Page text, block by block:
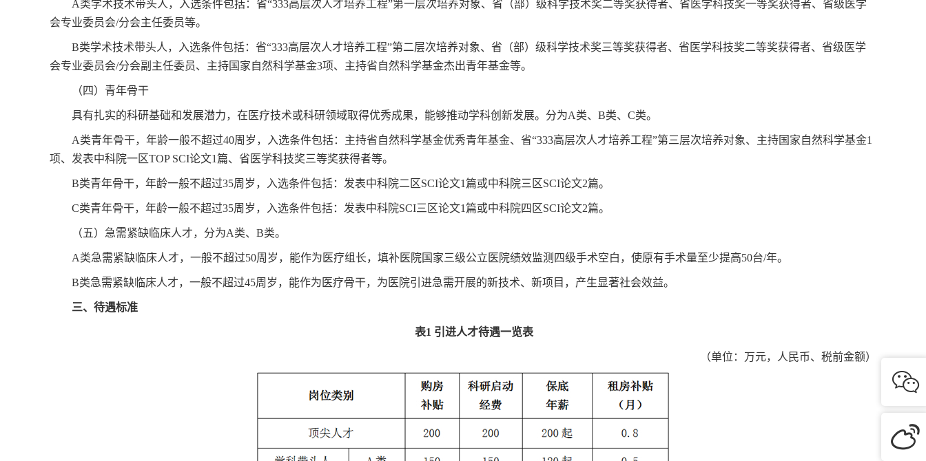
A类学术技术带头人，入选条件包括：省“333高层次人才培养工程”第一层次培养对象、省（部）级科学技术奖二等奖获得者、省医学科技奖一等奖获得者、省级医学
会专业委员会/分会主任委员等。
B类学术技术带头人，入选条件包括：省“333高层次人才培养工程”第二层次培养对象、省（部）级科学技术奖三等奖获得者、省医学科技奖二等奖获得者、省级医学
会专业委员会/分会副主任委员、主持国家自然科学基金3项、主持省自然科学基金杰出青年基金等。
（四）青年骨干
具有扎实的科研基础和发展潜力，在医疗技术或科研领域取得优秀成果，能够推动学科创新发展。分为A类、B类、C类。
A类青年骨干，年龄一般不超过40周岁，入选条件包括：主持省自然科学基金优秀青年基金、省“333高层次人才培养工程”第三层次培养对象、主持国家自然科学基金1
项、发表中科院一区TOP SCI论文1篇、省医学科技奖三等奖获得者等。
B类青年骨干，年龄一般不超过35周岁，入选条件包括：发表中科院二区SCI论文1篇或中科院三区SCI论文2篇。
C类青年骨干，年龄一般不超过35周岁，入选条件包括：发表中科院SCI三区论文1篇或中科院四区SCI论文2篇。
（五）急需紧缺临床人才，分为A类、B类。
A类急需紧缺临床人才，一般不超过50周岁，能作为医疗组长，填补医院国家三级公立医院绩效监测四级手术空白，使原有手术量至少提高50台/年。
B类急需紧缺临床人才，一般不超过45周岁，能作为医疗骨干，为医院引进急需开展的新技术、新项目，产生显著社会效益。
三、待遇标准
表1 引进人才待遇一览表
（单位：万元，人民币、税前金额）

